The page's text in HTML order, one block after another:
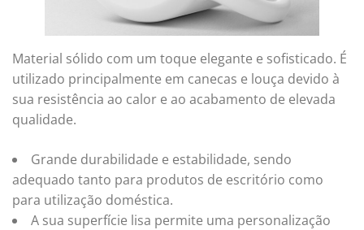
Material sólido com um toque elegante e sofisticado. É
utilizado principalmente em canecas e louça devido à
sua resistência ao calor e ao acabamento de elevada
qualidade.
Grande durabilidade e estabilidade, sendo
adequado tanto para produtos de escritório como
para utilização doméstica.
A sua superfície lisa permite uma personalização